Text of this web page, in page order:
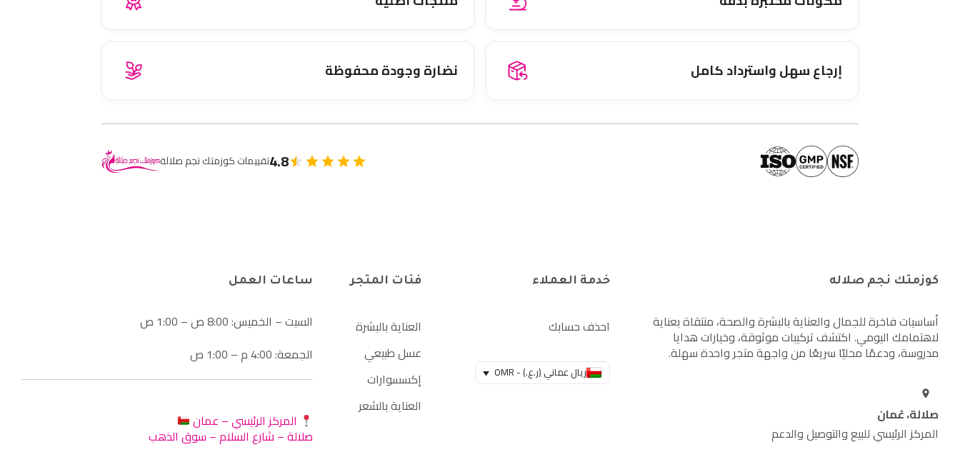
إرجاع سهل واسترداد كامل نضارة وجودة محفوظة
4.8تقييمات كوزمتك نجم صلالة
كوزمتك نجم صلاله
أساسيات فاخرة للجمال والعناية بالبشرة والصحة، منتقاة بعناية
لاهتمامك اليومي. اكتشف تركيبات موثوقة، وخيارات هدايا
مدروسة، ودعمًا محليًا سريعًا من واجهة متجر واحدة سهلة.
صلالة، عُمان
المركز الرئيسي للبيع والتوصيل والدعم
خدمة العملاء
احذف حسابك
ريال عماني (ر.ع.) - OMR
فئات المتجر
العناية بالبشرة
عسل طبيعي
إكسسوارات
العناية بالشعر
ساعات العمل
السبت – الخميس: 8:00 ص – 1:00 ص
الجمعة: 4:00 م – 1:00 ص
المركز الرئيسي – عمان
صلالة – شارع السلام – سوق الذهب